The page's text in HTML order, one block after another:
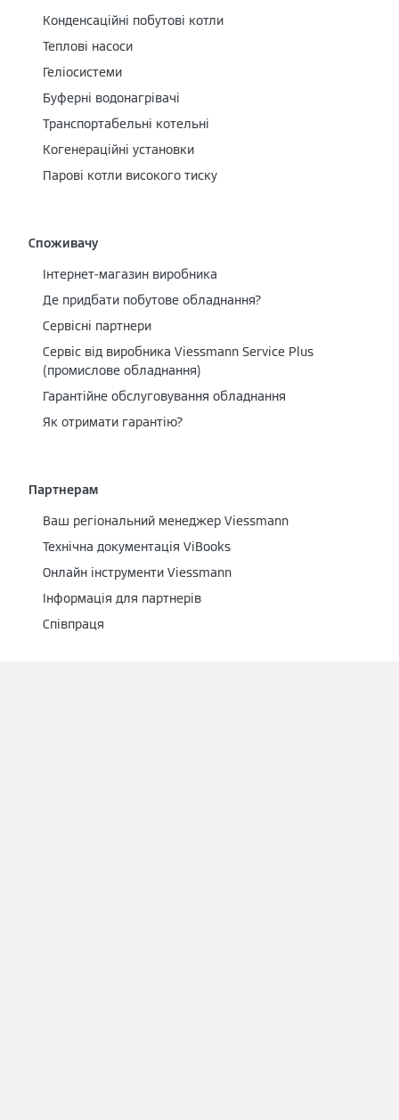
Конденсаційні побутові котли
Теплові насоси
Геліосистеми
Буферні водонагрівачі
Транспортабельні котельні
Когенераційні установки
Парові котли високого тиску
Споживачу
Інтернет-магазин виробника
Де придбати побутове обладнання?
Сервісні партнери
Cервіс від виробника Viessmann Service Plus
(промислове обладнання)
Гарантійне обслуговування обладнання
Як отримати гарантію?
Партнерам
Ваш регіональний менеджер Viessmann
Технічна документація ViBooks
Онлайн інструменти Viessmann
Інформація для партнерів
Співпраця